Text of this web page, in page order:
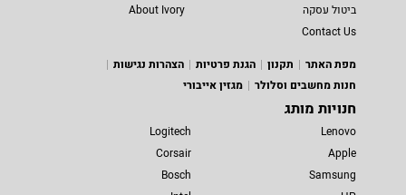
ביטול עסקה
About Ivory
Contact Us
מפת האתר
תקנון הגנת פרטיות
הצהרות נגישות
חנות מחשבים וסלולר
מגזין אייבורי
חנויות מותג
Lenovo
Apple
Samsung
Logitech
Corsair
Bosch